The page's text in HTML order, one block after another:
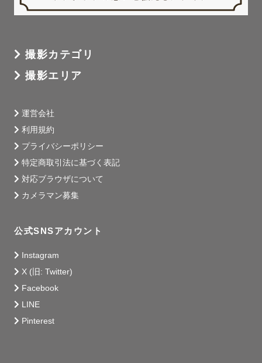
撮影後は当日の記憶がより鮮やかに蘇るよう 、想いを込め
てレタッチいたします 。
《  📷 撮 影 ジ ャ ン ル  》
これまで、ウェディング・カップル・フレンド・マタニテ
ィ・ファミリー・ポートレート（一人）の撮影をしてきま
した 。
⚪️子どもが大好きですぐに打ち解けるのが得意です !! 👶🏻
っております:))
《  🎈 小 道 具  》
撮影に使える小道具をたくさんご用意しています !!
撮影カテゴリ
撮影エリア
運営会社
利用規約
プライバシーポリシー
特定商取引法に基づく表記
対応ブラウザについて
カメラマン募集
公式SNSアカウント
Instagram
X (旧: Twitter)
Facebook
LINE
Pinterest